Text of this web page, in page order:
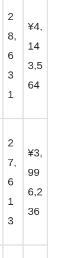
2
8,
6
3
1
¥4,
14
3,5
64
2
7,
6
1
3
¥3,
99
6,2
36